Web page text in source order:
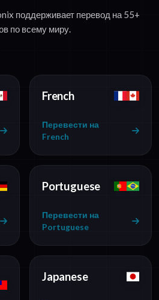
поддерживает перевод на 55+
по всему миру.
French
Перевести на
French
Portuguese
Перевести на
Portuguese
Japanese